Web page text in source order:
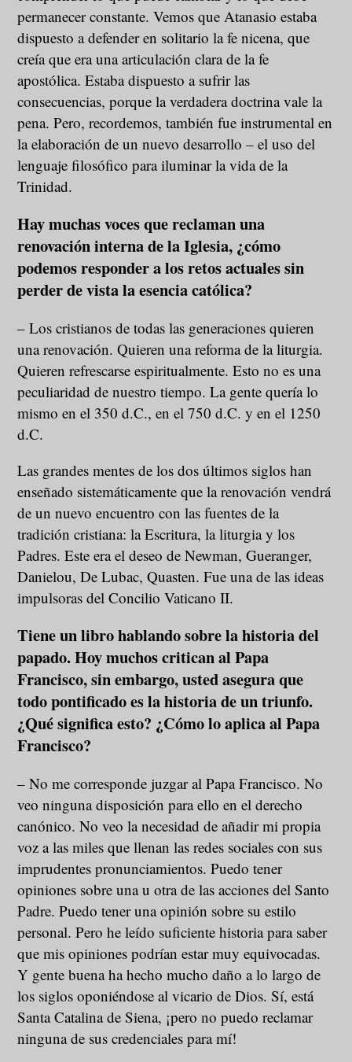
permanecer constante. Vemos que Atanasio estaba
dispuesto a defender en solitario la fe nicena, que
creía que era una articulación clara de la fe
apostólica. Estaba dispuesto a sufrir las
consecuencias, porque la verdadera doctrina vale la
pena. Pero, recordemos, también fue instrumental en
la elaboración de un nuevo desarrollo – el uso del
lenguaje filosófico para iluminar la vida de la
Trinidad.
Hay muchas voces que reclaman una
renovación interna de la Iglesia, ¿cómo
podemos responder a los retos actuales sin
perder de vista la esencia católica?
– Los cristianos de todas las generaciones quieren
una renovación. Quieren una reforma de la liturgia.
Quieren refrescarse espiritualmente. Esto no es una
peculiaridad de nuestro tiempo. La gente quería lo
mismo en el 350 d.C., en el 750 d.C. y en el 1250
d.C.
Las grandes mentes de los dos últimos siglos han
enseñado sistemáticamente que la renovación vendrá
de un nuevo encuentro con las fuentes de la
tradición cristiana: la Escritura, la liturgia y los
Padres. Este era el deseo de Newman, Gueranger,
Danielou, De Lubac, Quasten. Fue una de las ideas
impulsoras del Concilio Vaticano II.
Tiene un libro hablando sobre la historia del
papado. Hoy muchos critican al Papa
Francisco, sin embargo, usted asegura que
todo pontificado es la historia de un triunfo.
¿Qué significa esto? ¿Cómo lo aplica al Papa
Francisco?
– No me corresponde juzgar al Papa Francisco. No
veo ninguna disposición para ello en el derecho
canónico. No veo la necesidad de añadir mi propia
voz a las miles que llenan las redes sociales con sus
imprudentes pronunciamientos. Puedo tener
opiniones sobre una u otra de las acciones del Santo
Padre. Puedo tener una opinión sobre su estilo
personal. Pero he leído suficiente historia para saber
que mis opiniones podrían estar muy equivocadas.
Y gente buena ha hecho mucho daño a lo largo de
los siglos oponiéndose al vicario de Dios. Sí, está
Santa Catalina de Siena, ¡pero no puedo reclamar
ninguna de sus credenciales para mí!